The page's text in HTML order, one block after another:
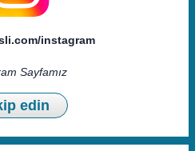
instagram
Sayfamız
edin